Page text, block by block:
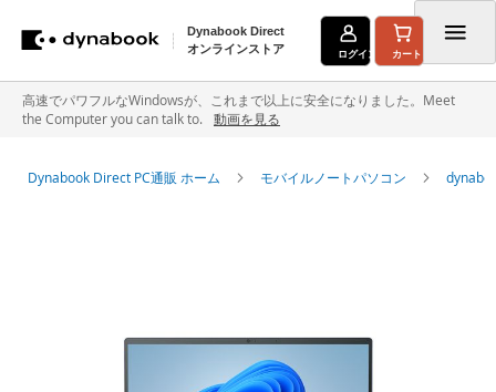
Dynabook Direct
オンラインストア
ログイン カート
高速でパワフルなWindowsが、これまで以上に安全になりました。Meet
the Computer you can talk to.
動画を見る
Dynabook Direct PC通販 ホーム モバイルノートパソコン